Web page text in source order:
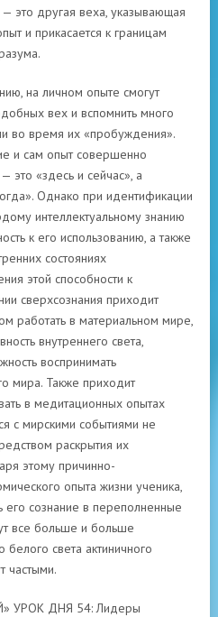
это другая веха, указывающая
и прикасается к границам
на личном опыте смогут
вех и вспомнить много
во время их «пробуждения».
и сам опыт совершенно
это «здесь и сейчас», а
Однако при идентификации
интеллектуальному знанию
к его использованию, а также
состояниях
этой способности к
сверхсознания приходит
работать в материальном мире,
внутреннего света,
воспринимать
мира. Также приходит
в медитационных опытах
с мирскими событиями не
раскрытия их
этому причинно-
опыта жизни ученика,
его сознание в переполненные
все больше и больше
белого света актиничного
частыми.
УРОК ДНЯ 54: Лидеры